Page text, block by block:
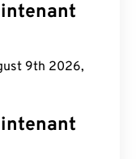
9th 2026,